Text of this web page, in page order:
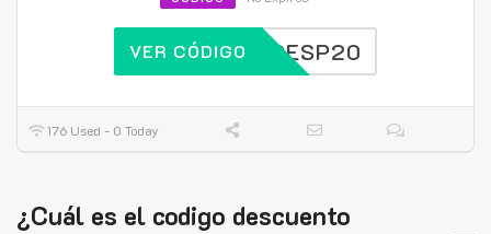
KGESP20
VER CÓDIGO
176 Used - 0 Today
¿Cuál es el codigo descuento